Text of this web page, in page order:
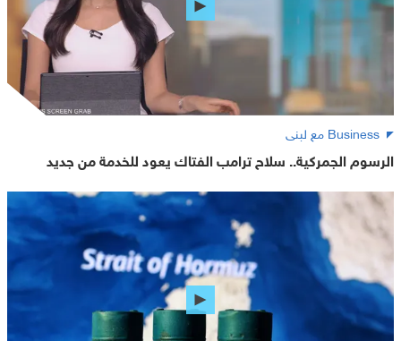
Business مع لبنى
الرسوم الجمركية.. سلاح ترامب الفتاك يعود للخدمة من جديد